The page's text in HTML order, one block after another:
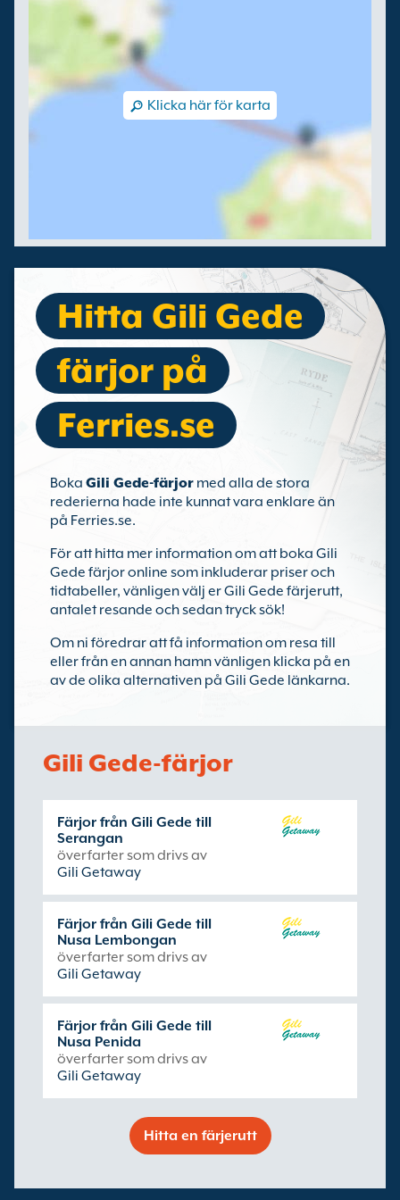
Klicka här för karta
Hitta Gili Gede
färjor på
Ferries.se
Boka Gili Gede-färjor med alla de stora
rederierna hade inte kunnat vara enklare än
på Ferries.se.
För att hitta mer information om att boka Gili
Gede färjor online som inkluderar priser och
tidtabeller, vänligen välj er Gili Gede färjerutt,
antalet resande och sedan tryck sök!
Om ni föredrar att få information om resa till
eller från en annan hamn vänligen klicka på en
av de olika alternativen på Gili Gede länkarna.
Gili Gede-färjor
Färjor från Gili Gede till
Serangan
överfarter som drivs av
Gili Getaway
Färjor från Gili Gede till
Nusa Lembongan
överfarter som drivs av
Gili Getaway
Färjor från Gili Gede till
Nusa Penida
överfarter som drivs av
Gili Getaway
Hitta en färjerutt